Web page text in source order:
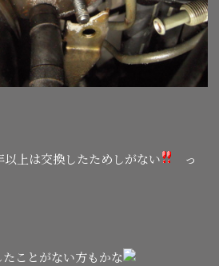
以上は交換したためしがない っ
ことがない方もかな